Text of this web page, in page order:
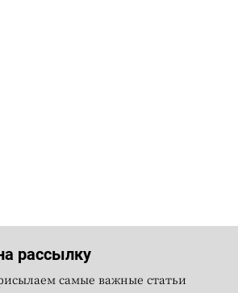
рассылку
самые важные статьи